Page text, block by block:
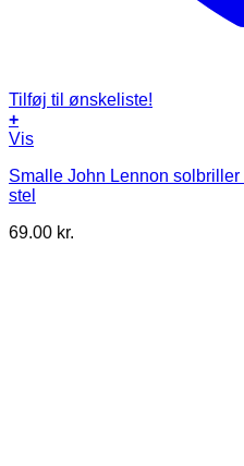
Tilføj til ønskeliste!
+
Vis
Smalle John Lennon
stel
69.00 kr.